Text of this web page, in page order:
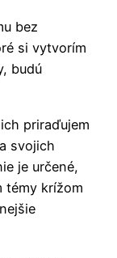
bez
si vytvorím
budú
priraďujem
svojich
je určené,
témy krížom